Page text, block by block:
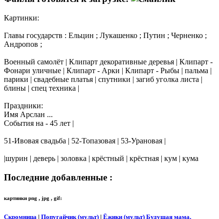
Картинки:
Главы государств : Ельцин ; Лукашенко ; Путин ; Черненко ;
Андропов ;
Военный самолёт | Клипарт декоративные деревья | Клипарт -
Фонари уличные | Клипарт - Арки | Клипарт - Рыбы | пальма |
парики | свадебные платья | спутники | загиб уголка листа |
блины | спец техника |
Праздники:
Имя Арслан ...
События на - 45 лет |
51-Ивовая свадьба | 52-Топазовая | 53-Урановая |
|шурин | деверь | золовка | крёстный | крёстная | кум | кума
Последние добавленные :
картинки png , jpg , gif:
Скромница | Попугайчик (мульт) | Ёжики (мульт) Будущая мама,